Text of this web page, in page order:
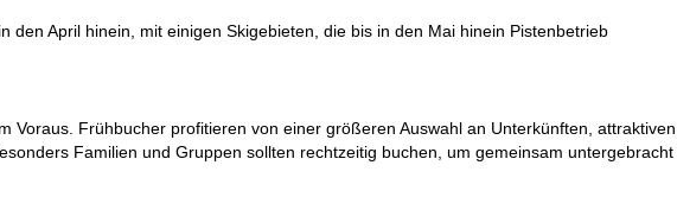
April hinein, mit einigen Skigebieten, die bis in den Mai hinein Pistenbetrieb
Frühbucher profitieren von einer größeren Auswahl an Unterkünften, attraktiven
Familien und Gruppen sollten rechtzeitig buchen, um gemeinsam untergebracht